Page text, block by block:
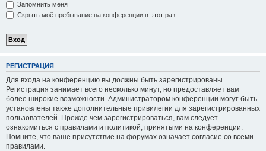
Запомнить меня
Скрыть моё пребывание на конференции в этот раз
РЕГИСТРАЦИЯ
Для входа на конференцию вы должны быть зарегистрированы.
Регистрация занимает всего несколько минут, но предоставляет вам
более широкие возможности. Администратором конференции могут быть
установлены также дополнительные привилегии для зарегистрированных
пользователей. Прежде чем зарегистрироваться, вам следует
ознакомиться с правилами и политикой, принятыми на конференции.
Помните, что ваше присутствие на форумах означает согласие со всеми
правилами.